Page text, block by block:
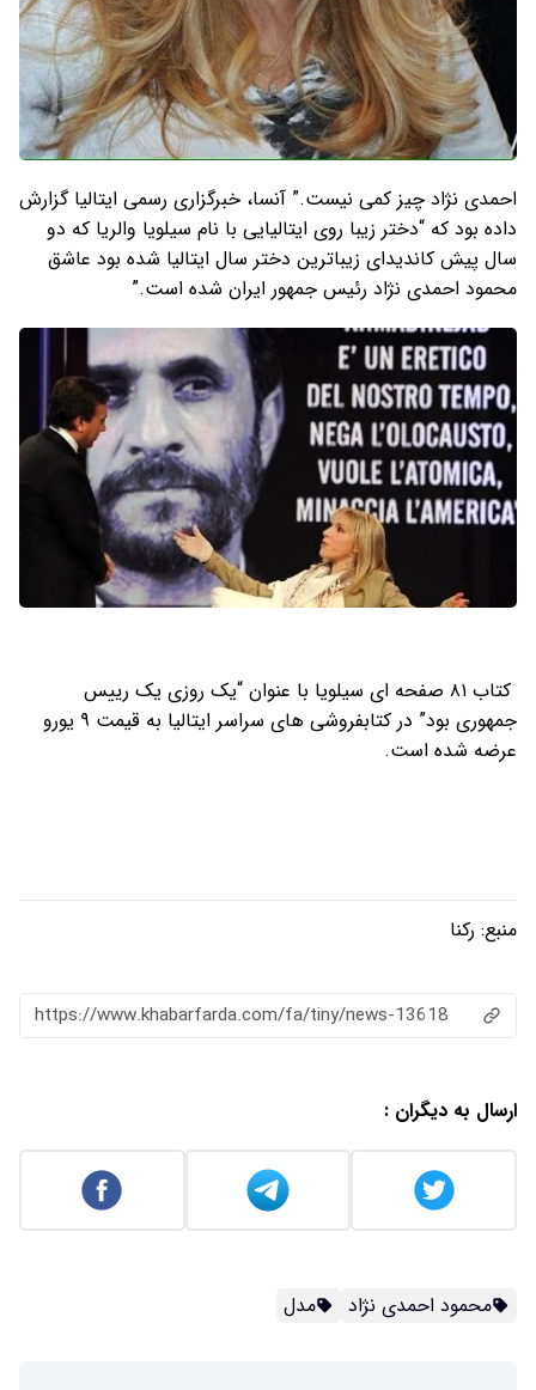
احمدی نژاد چیز کمی نیست.” آنسا، خبرگزاری رسمی ایتالیا گزارش
داده بود که “دختر زیبا روی ایتالیایی با نام سیلویا والریا که دو
سال پیش کاندیدای زیباترین دختر سال ایتالیا شده بود عاشق
محمود احمدی نژاد رئیس جمهور ایران شده است.”
کتاب ۸۱ صفحه ای سیلویا با عنوان “یک روزی یک رییس
جمهوری بود” در کتابفروشی های سراسر ایتالیا به قیمت ۹ یورو
عرضه شده است.
منبع: رکنا
https://www.khabarfarda.com/fa/tiny/news-13618
ارسال به دیگران :
محمود احمدی نژاد مدل